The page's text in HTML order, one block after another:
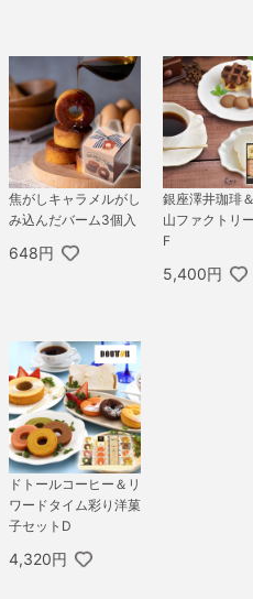
焦がしキャラメルがし
み込んだバーム3個入
648円
銀座澤井珈琲
山ファクトリ
F
5,400円
ドトールコーヒー＆リ
ワードタイム彩り洋菓
子セットD
4,320円